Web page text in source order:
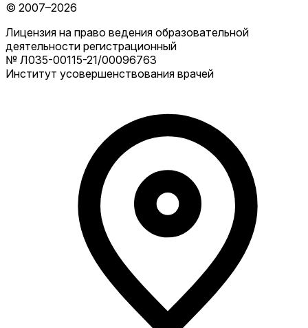
© 2007–2026
Лицензия на право ведения образовательной
деятельности регистрационный
№ Л035-00115-21/00096763
Институт усовершенствования врачей